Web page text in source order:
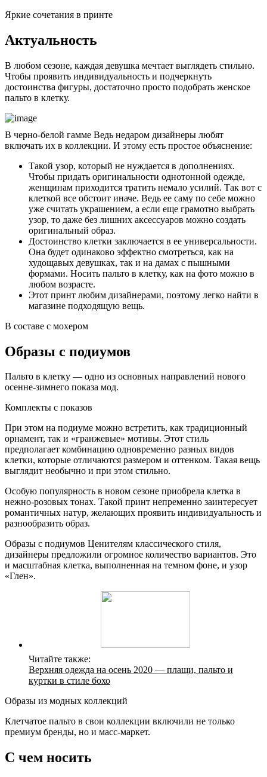
Яркие сочетания в принте
Актуальность
В любом сезоне, каждая девушка мечтает выглядеть стильно.
Чтобы проявить индивидуальность и подчеркнуть
достоинства фигуры, достаточно просто подобрать женское
пальто в клетку.
В черно-белой гамме Ведь недаром дизайнеры любят
включать их в коллекции. И этому есть простое объяснение:
Такой узор, который не нуждается в дополнениях.
Чтобы придать оригинальности однотонной одежде,
женщинам приходится тратить немало усилий. Так вот с
клеткой все обстоит иначе. Ведь ее саму по себе можно
уже считать украшением, а если еще грамотно выбрать
узор, то даже без лишних аксессуаров можно создать
оригинальный образ.
Достоинство клетки заключается в ее универсальности.
Она будет одинаково эффектно смотреться, как на
худощавых девушках, так и на дамах с пышными
формами. Носить пальто в клетку, как на фото можно в
любом возрасте.
Этот принт любим дизайнерами, поэтому легко найти в
магазине подходящую вещь.
В составе с мохером
Образы с подиумов
Пальто в клетку — одно из основных направлений нового
осенне-зимнего показа мод.
Комплекты с показов
При этом на подиуме можно встретить, как традиционный
орнамент, так и «гранжевые» мотивы. Этот стиль
предполагает комбинацию одновременно разных видов
клетки, которые отличаются размером и оттенком. Такая вещь
выглядит необычно и при этом стильно.
Особую популярность в новом сезоне приобрела клетка в
нежно-розовых тонах. Такой принт непременно заинтересует
романтичных натур, желающих проявить индивидуальность и
разнообразить образ.
Образы с подиумов Ценителям классического стиля,
дизайнеры предложили огромное количество вариантов. Это
и масштабная клетка, выполненная на темном фоне, и узор
«Глен».
Читайте также:
Верхняя одежда на осень 2020 — плащи, пальто и
куртки в стиле бохо
Образы из модных коллекций
Клетчатое пальто в свои коллекции включили не только
премиум бренды, но и масс-маркет.
С чем носить